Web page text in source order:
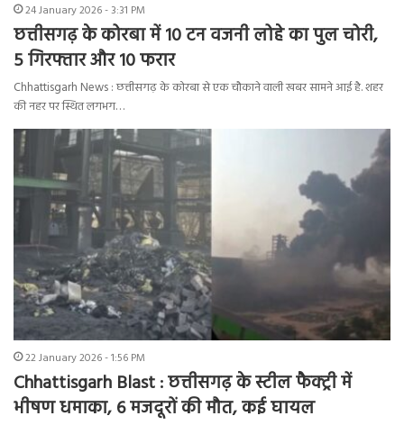
24 January 2026 - 3:31 PM
छत्तीसगढ़ के कोरबा में 10 टन वजनी लोहे का पुल चोरी,
5 गिरफ्तार और 10 फरार
Chhattisgarh News : छत्तीसगढ़ के कोरबा से एक चौकाने वाली खबर सामने आई है. शहर
की नहर पर स्थित लगभग…
22 January 2026 - 1:56 PM
Chhattisgarh Blast : छत्तीसगढ़ के स्टील फैक्ट्री में
भीषण धमाका, 6 मजदूरों की मौत, कई घायल